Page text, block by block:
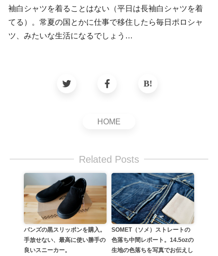
袖白シャツを着ることはない（平日は長袖白シャツを着
てる）。常夏の国とかに仕事で移住したら毎日ポロシャ
ツ、みたいな生活になるでしょう…
HOME
Related Posts
バンズの黒スリッポンを購入。
手放せない、最高に使い勝手の
良いスニーカー。
SOMET（ソメ）ストレートの
色落ち中間レポート。14.5ozの
生地の色落ちを写真でお伝えし